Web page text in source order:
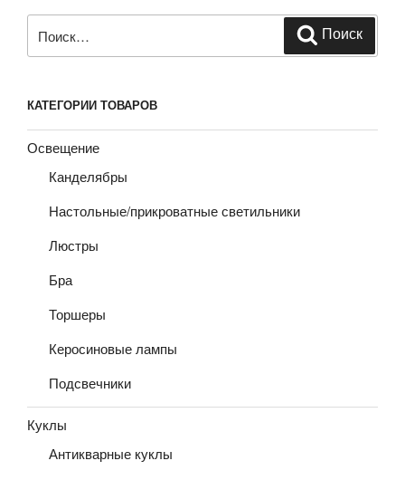
Поиск
КАТЕГОРИИ ТОВАРОВ
Освещение
Канделябры
Настольные/прикроватные светильники
Люстры
Бра
Торшеры
Керосиновые лампы
Подсвечники
Куклы
Антикварные куклы